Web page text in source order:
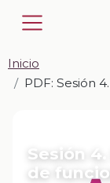
Inicio
PDF: Sesión
Sesión
de